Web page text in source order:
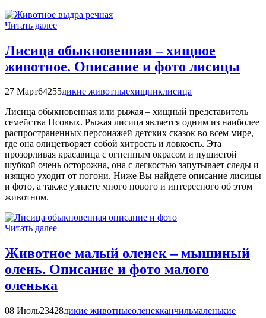
Читать далее
Лисица обыкновенная – хищное
животное. Описание и фото лисицы
27 Март64255дикие животныехищниклисица
Лисица обыкновенная или рыжая – хищный представитель
семейства Псовых. Рыжая лисица является одним из наиболее
распространенных персонажей детских сказок во всем мире,
где она олицетворяет собой хитрость и ловкость. Эта
прозорливая красавица с огненным окрасом и пушистой
шубкой очень осторожна, она с легкостью запутывает следы и
изящно уходит от погони. Ниже Вы найдете описание лисицы
и фото, а также узнаете много нового и интересного об этом
животном.
Читать далее
Животное малый оленек – мышиный
олень. Описание и фото малого
оленька
08 Июль23428дикие животныеоленекканчильмаленькие